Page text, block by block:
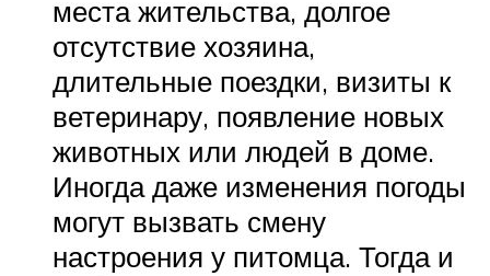
места жительства, долгое
отсутствие хозяина,
длительные поездки, визиты к
ветеринару, появление новых
животных или людей в доме.
Иногда даже изменения погоды
могут вызвать смену
настроения у питомца. Тогда и